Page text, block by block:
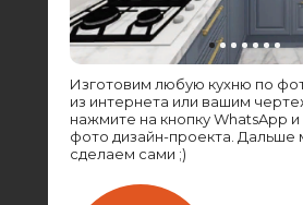
Изготовим любую кухню по
из интернета или вашим
нажмите на кнопку WhatsApp и
фото дизайн-проекта. Дальше
сделаем сами ;)